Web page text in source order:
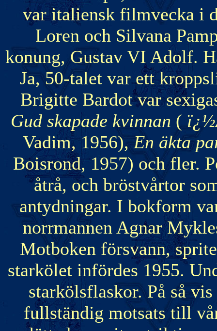
var italiensk filmvecka i
Loren och Silvana
konung, Gustav VI Adolf.
Ja, 50-talet var ett
Brigitte Bardot var
Gud skapade kvinnan (
Vadim, 1956),En äkta
Boisrond, 1957) och fler.
åtrå, och bröstvårtor
antydningar. I bokform
norrmannen Agnar
Motboken försvann,
starkölet infördes 1955.
starkölsflaskor. På så
fullständig motsats till